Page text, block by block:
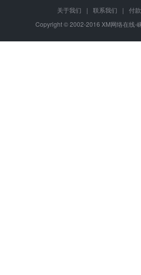
关于我们 | 联系我们 |
付
Copyright © 2002-2016 XM网络在线-